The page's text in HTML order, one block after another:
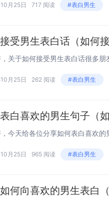
月25日 717 阅读 #表白男生
受男生表白话（如何
月25日 262 阅读 #表白男生
白喜欢的男生句子（
月25日 965 阅读 #表白男生
何向喜欢的男生表白